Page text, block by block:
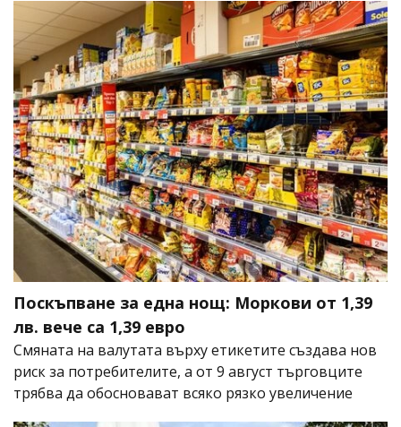
Поскъпване за една нощ: Моркови от 1,39
лв. вече са 1,39 евро
Смяната на валутата върху етикетите създава нов
риск за потребителите, а от 9 август търговците
трябва да обосновават всяко рязко увеличение